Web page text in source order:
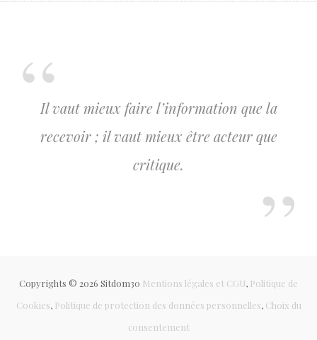
Il vaut mieux faire l’information que la
recevoir ; il vaut mieux être acteur que
critique.
Copyrights © 2026 Sitdom30 Mentions légales et CGU, Politique de
Cookies, Politique de protection des données personnelles, Choix du
consentement